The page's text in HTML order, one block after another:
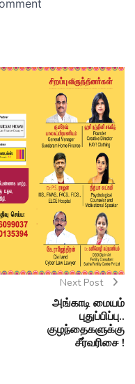
Next Post
அங்காடி மையம்
புதுப்பிப்பு..
குழந்தைகளுக்கு
சீர்வரிசை !